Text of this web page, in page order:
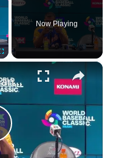
Now Playing
×
Omar López, manager de Venezuela 🇻🇪 habla sobre la triste derrota ante Estados Unidos